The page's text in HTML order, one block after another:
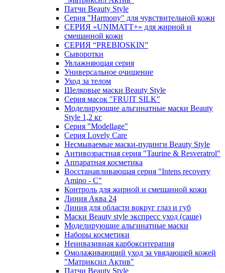
Патчи Beauty Style
Серия "Harmony" для чувствительной кожи
СЕРИЯ «UNIMATT+» для жирной и
смешанной кожи
СЕРИЯ “PREBIOSKIN”
Сыворотки
Увлажняющая серия
Универсальное очищение
Уход за телом
Шелковые маски Beauty Style
Серия масок "FRUIT SILK"
Моделирующие альгинатные маски Beauty
Style 1,2 кг
Серия "Modellage"
Cерия Lovely Care
Несмываемые маски-пудинги Beauty Style
Антивозрастная серия "Taurine & Resveratrol"
Аппаратная косметика
Восстанавливающая серия "Intens recovery
Amino - C"
Контроль для жирной и смешанной кожи
Линия Аква 24
Линия для области вокруг глаз и губ
Маски Beauty style экспресс уход (саше)
Моделирующие альгинатные маски
Наборы косметики
Неинвазивная карбокситерапия
Омолаживающий уход за увядающей кожей
"Матриксил Актив"
Патчи Beauty Style